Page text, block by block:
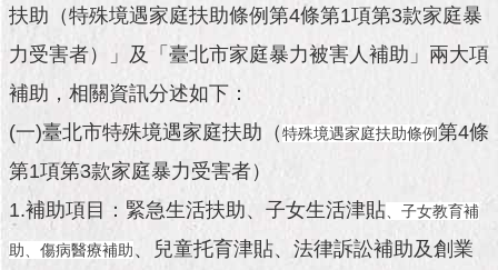
市
府
隊
政
扶助（特殊境遇家庭扶助條例第4條第1項第3款家庭暴
力受害者）」及「臺北市家庭暴力被害人補助」兩大項
補助，相關資訊分述如下：
(一)臺北市特殊境遇家庭扶助（特殊境遇家庭扶助條例第4條
第1項第3款家庭暴力受害者）
1.補助項目：緊急生活扶助、子女生活津貼 、子女教育補
助 、傷病醫療補助、兒童托育津貼、法律訴訟補助及創業